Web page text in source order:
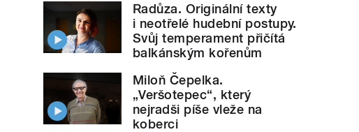
Radůza. Originální texty
i neotřelé hudební postupy.
Svůj temperament přičítá
balkánským kořenům
Miloň Čepelka.
„Veršotepec“, který
nejradši píše vleže na
koberci